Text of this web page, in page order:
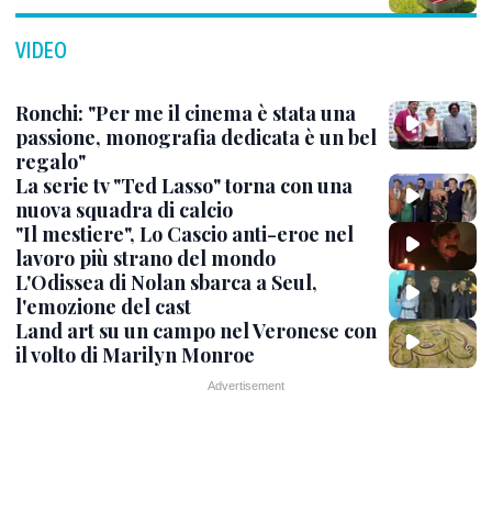
VIDEO
Ronchi: "Per me il cinema è stata una
passione, monografia dedicata è un bel
regalo"
La serie tv "Ted Lasso" torna con una
nuova squadra di calcio
"Il mestiere", Lo Cascio anti-eroe nel
lavoro più strano del mondo
L'Odissea di Nolan sbarca a Seul,
l'emozione del cast
Land art su un campo nel Veronese con
il volto di Marilyn Monroe